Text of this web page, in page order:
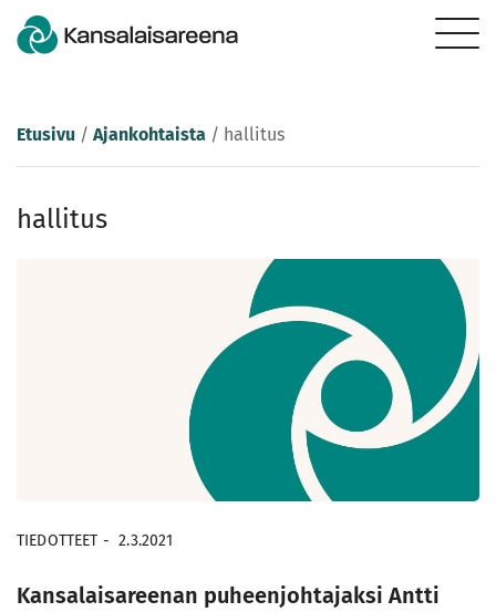
Etusivu / Ajankohtaista / hallitus
hallitus
TIEDOTTEET - 2.3.2021
Kansalaisareenan puheenjohtajaksi Antti